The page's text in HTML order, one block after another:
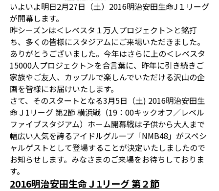
いよいよ明日2月27日（土）2016明治安田生命J１リーグ
が開幕します。
昨シーズンは＜レベスタ１万人プロジェクト＞と銘打
ち、多くの皆様にスタジアムにご来場いただきました。
ありがとうございました。今年はさらに上の＜レベスタ
15000人プロジェクト＞を合言葉に、昨年に引き続きご
家族やご友人、カップルで楽しんでいただける沢山の企
画を皆様にお届けいたします。
さて、そのスタートとなる3月5日（土) 2016明治安田生
命Ｊ1リーグ 第2節 横浜戦（19：00キックオフ／レベル
ファイブスタジアム）ホーム開幕戦は子供から大人まで
幅広い人気を誇るアイドルグループ「NMB48」がスペシ
ャルゲストとして登場することが決定いたしましたので
お知らせします。みなさまのご来場をお待ちしておりま
す。
2016明治安田生命Ｊ1リーグ 第２節